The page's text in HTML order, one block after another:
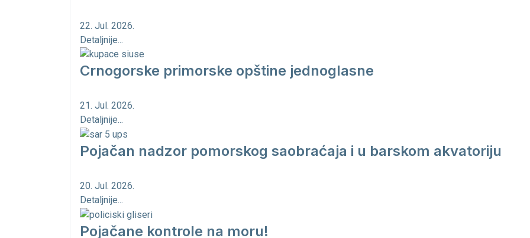
22. Jul. 2026.
Detaljnije...
Crnogorske primorske opštine jednoglasne
21. Jul. 2026.
Detaljnije...
Pojačan nadzor pomorskog saobraćaja i u barskom akvatoriju
20. Jul. 2026.
Detaljnije...
Pojačane kontrole na moru!